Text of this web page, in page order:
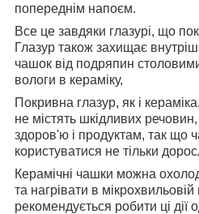
попереднім напоєм.
Все це завдяки глазурі, що
Глазур також захищає
чашок від подряпин
вологи в кераміку,
Покривна глазур, як і
не містять шкідливих
здоров'ю і продуктам, так що
користуватися не тільки
Керамічні чашки можна
та нагрівати в
рекомендується робити ці дії